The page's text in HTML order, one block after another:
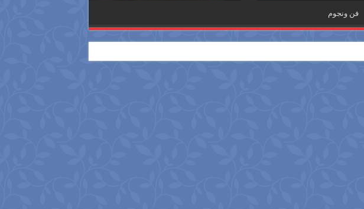
فن ونجوم